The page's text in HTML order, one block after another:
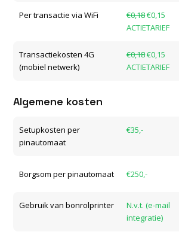
Per transactie via WiFi €0,18€0,15
ACTIETARIEF
Transactiekosten 4G
(mobiel netwerk)
€0,18€0,15
ACTIETARIEF
Algemene kosten
Setupkosten per
pinautomaat
€35,-
Borgsom per pinautomaat €250,-
Gebruik van bonrolprinter
N.v.t. (e-mail
integratie)